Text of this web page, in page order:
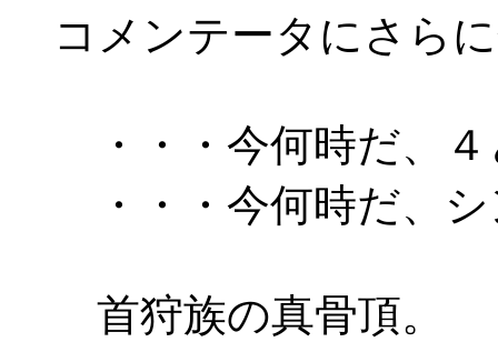
コメンテータにさら
・・・今何時だ、４
・・・今何時だ、
首狩族の真骨頂。